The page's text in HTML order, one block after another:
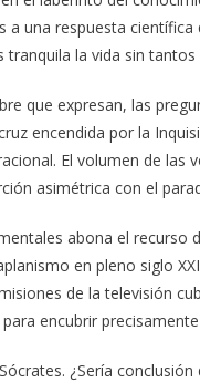
una respuesta
tranquila la vida sin tantos
que expresan, las
encendida por la
El volumen de las
asimétrica con el
abona el recurso
en pleno siglo
de la televisión
encubrir
¿Sería